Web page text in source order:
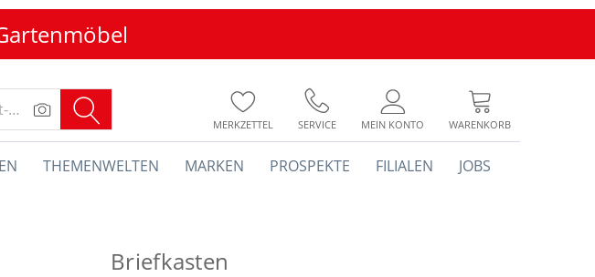
MERKZETTEL SERVICE MEIN KONTO WARENKORB
THEMENWELTEN MARKEN PROSPEKTE FILIALEN JOBS
Briefkasten